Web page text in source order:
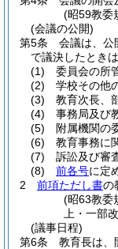
(昭59教委
(会議の公開)
第5条
会議は、公
で議決したとき
(1)
委員会の所
(2)
学校その他
(3)
教育次長、
(4)
事務局及び
(5)
附属機関の
(6)
教育事務に
(7)
訴訟及び審
(8)
前各号に定
2
前項ただし書の
(昭63教委
上・一部
(議事日程)
第6条
教育長は、